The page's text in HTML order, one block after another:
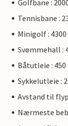
Golfbane :
Tennisbane :
Minigolf : 4300
Svømmehall :
Båtutleie : 450
Sykkelutleie :
Avstand til
Nærmeste